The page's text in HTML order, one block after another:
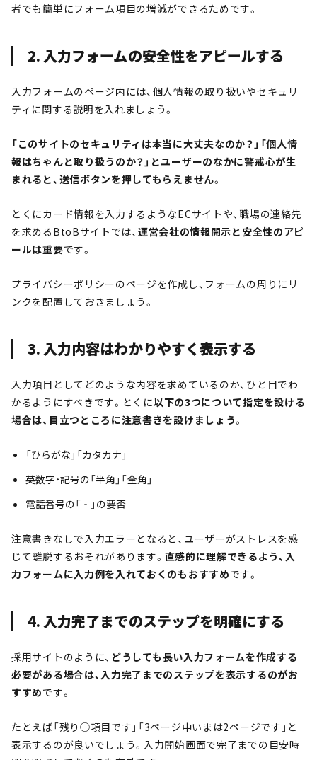
者でも簡単にフォーム項目の増減ができるためです。
2. 入力フォームの安全性をアピールする
入力フォームのページ内には、個人情報の取り扱いやセキュリ
ティに関する説明を入れましょう。
「このサイトのセキュリティは本当に大丈夫なのか？」「個人情
報はちゃんと取り扱うのか？」とユーザーのなかに警戒心が生
まれると、送信ボタンを押してもらえません。
とくにカード情報を入力するようなECサイトや、職場の連絡先
を求めるBtoBサイトでは、 運営会社の情報開示と安全性のアピ
ールは重要です。
プライバシーポリシーのページを作成し、フォームの周りにリ
ンクを配置しておきましょう。
3. 入力内容はわかりやすく表示する
入力項目としてどのような内容を求めているのか、ひと目でわ
かるようにすべきです。とくに以下の3つについて指定を設ける
場合は、目立つところに注意書きを設けましょう。
「ひらがな」「カタカナ」
英数字・記号の「半角」「全角」
電話番号の「‐」の要否
注意書きなしで入力エラーとなると、ユーザーがストレスを感
じて離脱するおそれがあります。 直感的に理解できるよう、入
力フォームに入力例を入れておくのもおすすめです。
4. 入力完了までのステップを明確にする
採用サイトのように、 どうしても長い入力フォームを作成する
必要がある場合は、入力完了までのステップを表示するのがお
すすめです。
たとえば「残り◯項目です」「3ページ中いまは2ページです」と
表示するのが良いでしょう。入力開始画面で完了までの目安時